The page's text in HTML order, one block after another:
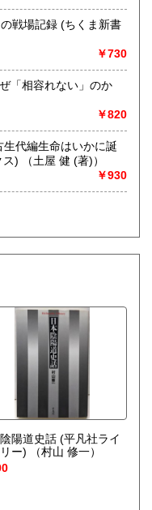
戦場記録 (ちくま新書
￥730
「相容れない」のか
￥820
代編生命はいかに誕
生し、多様化したのか (ブルーバックス) （土屋 健 (著)）
￥930
陽道史話 (平凡社ライ
ー)
（村山 修一）